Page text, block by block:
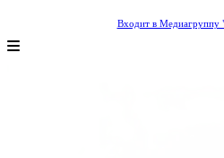
Входит в Медиагруппу